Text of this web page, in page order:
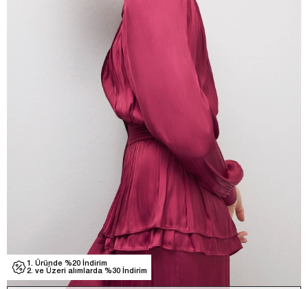
1. Üründe %20 İndirim
2. ve Üzeri alımlarda %30 İndirim